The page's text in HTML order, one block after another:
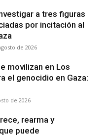
a tres figuras
por incitación al
de 2026
movilizan en Los
el genocidio en Gaza:
de 2026
rearma y
puede